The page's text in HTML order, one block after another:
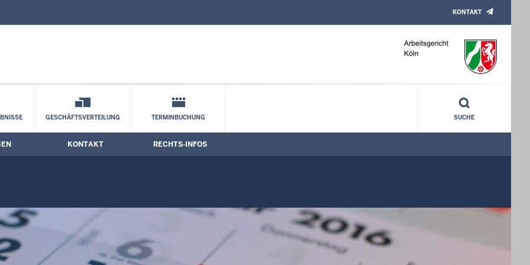
Kontaktformular
KONTAKT
GESCHÄFTSVERTEILUNG TERMINBUCHUNG SUCHE
KONTAKT RECHTS-INFOS